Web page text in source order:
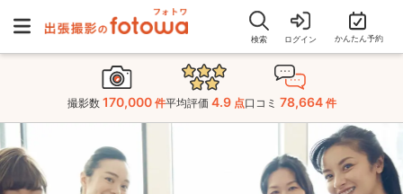
検索 ログイン かんたん予約
撮影数 170,000 件平均評価 4.9 点口コミ 78,664 件